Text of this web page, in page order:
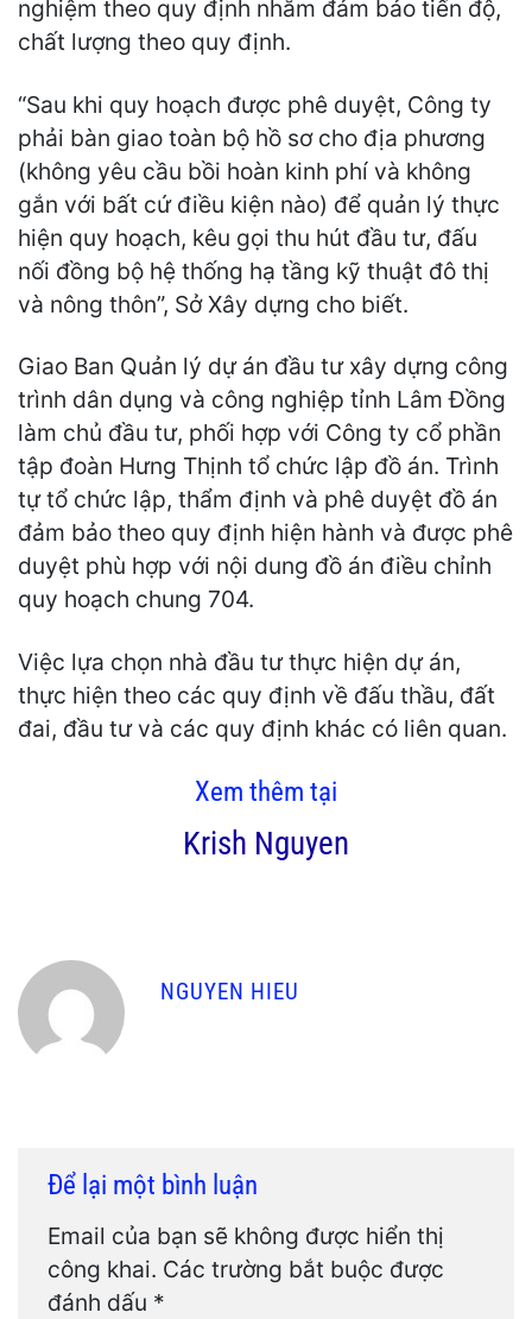
nghiệm theo quy định nhằm đảm bảo tiến độ,
chất lượng theo quy định.
“Sau khi quy hoạch được phê duyệt, Công ty
phải bàn giao toàn bộ hồ sơ cho địa phương
(không yêu cầu bồi hoàn kinh phí và không
gắn với bất cứ điều kiện nào) để quản lý thực
hiện quy hoạch, kêu gọi thu hút đầu tư, đấu
nối đồng bộ hệ thống hạ tầng kỹ thuật đô thị
và nông thôn”, Sở Xây dựng cho biết.
Giao Ban Quản lý dự án đầu tư xây dựng công
trình dân dụng và công nghiệp tỉnh Lâm Đồng
làm chủ đầu tư, phối hợp với Công ty cổ phần
tập đoàn Hưng Thịnh tổ chức lập đồ án. Trình
tự tổ chức lập, thẩm định và phê duyệt đồ án
đảm bảo theo quy định hiện hành và được phê
duyệt phù hợp với nội dung đồ án điều chỉnh
quy hoạch chung 704.
Việc lựa chọn nhà đầu tư thực hiện dự án,
thực hiện theo các quy định về đấu thầu, đất
đai, đầu tư và các quy định khác có liên quan.
Xem thêm tại
Krish Nguyen
NGUYEN HIEU
Để lại một bình luận
Email của bạn sẽ không được hiển thị
công khai. Các trường bắt buộc được
đánh dấu *